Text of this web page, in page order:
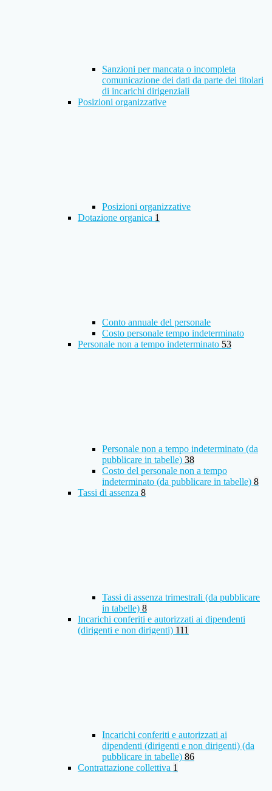
Sanzioni per mancata o incompleta
comunicazione dei dati da parte dei titolari
di incarichi dirigenziali
Posizioni organizzative
Posizioni organizzative
Dotazione organica 1
Conto annuale del personale
Costo personale tempo indeterminato
Personale non a tempo indeterminato 53
Personale non a tempo indeterminato (da
pubblicare in tabelle) 38
Costo del personale non a tempo
indeterminato (da pubblicare in tabelle) 8
Tassi di assenza 8
Tassi di assenza trimestrali (da pubblicare
in tabelle) 8
Incarichi conferiti e autorizzati ai dipendenti
(dirigenti e non dirigenti) 111
Incarichi conferiti e autorizzati ai
dipendenti (dirigenti e non dirigenti) (da
pubblicare in tabelle) 86
Contrattazione collettiva 1